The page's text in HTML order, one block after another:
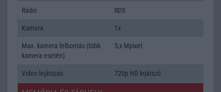
Rádió RDS
Kamera 1x
Max. kamera felbontás (több
kamera esetén)
5,x Mpixel
Video lejátszás 720p HD lejátszó